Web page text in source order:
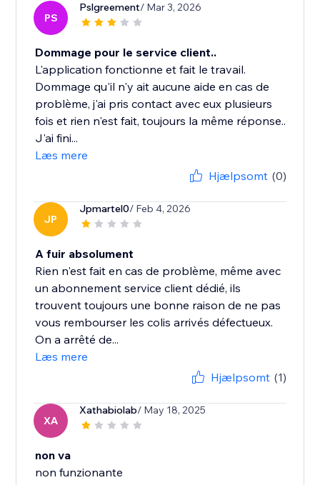
PS
Pslgreement/ Mar 3, 2026
Dommage pour le service client..
L'application fonctionne et fait le travail.
Dommage qu'il n'y ait aucune aide en cas de
problème, j'ai pris contact avec eux plusieurs
fois et rien n'est fait, toujours la même réponse..
J'ai fini...
Læs mere
Hjælpsomt (0)
JP
Jpmartel0/ Feb 4, 2026
A fuir absolument
Rien n'est fait en cas de problème, même avec
un abonnement service client dédié, ils
trouvent toujours une bonne raison de ne pas
vous rembourser les colis arrivés défectueux.
On a arrêté de...
Læs mere
Hjælpsomt (1)
XA
Xathabiolab/ May 18, 2025
non va
non funzionante